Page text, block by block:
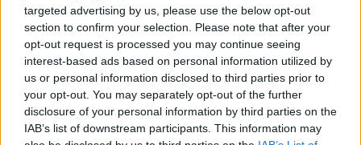
targeted advertising by us, please use the below opt-out
section to confirm your selection. Please note that after your
opt-out request is processed you may continue seeing
interest-based ads based on personal information utilized by
us or personal information disclosed to third parties prior to
your opt-out. You may separately opt-out of the further
disclosure of your personal information by third parties on the
IAB’s list of downstream participants. This information may
Žiūrimiausi įrašai
00:00:49
Pateikė daugiau detalių apie iš tėvų paimtus šešis
vaikus: jiems kilusi grėsmė